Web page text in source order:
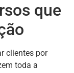
que
clientes por
toda a